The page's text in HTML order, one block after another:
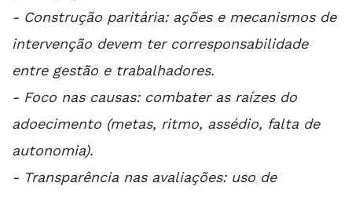
- Construção paritária: ações e mecanismos de
intervenção devem ter corresponsabilidade
entre gestão e trabalhadores.
- Foco nas causas: combater as raízes do
adoecimento (metas, ritmo, assédio, falta de
autonomia).
- Transparência nas avaliações: uso de